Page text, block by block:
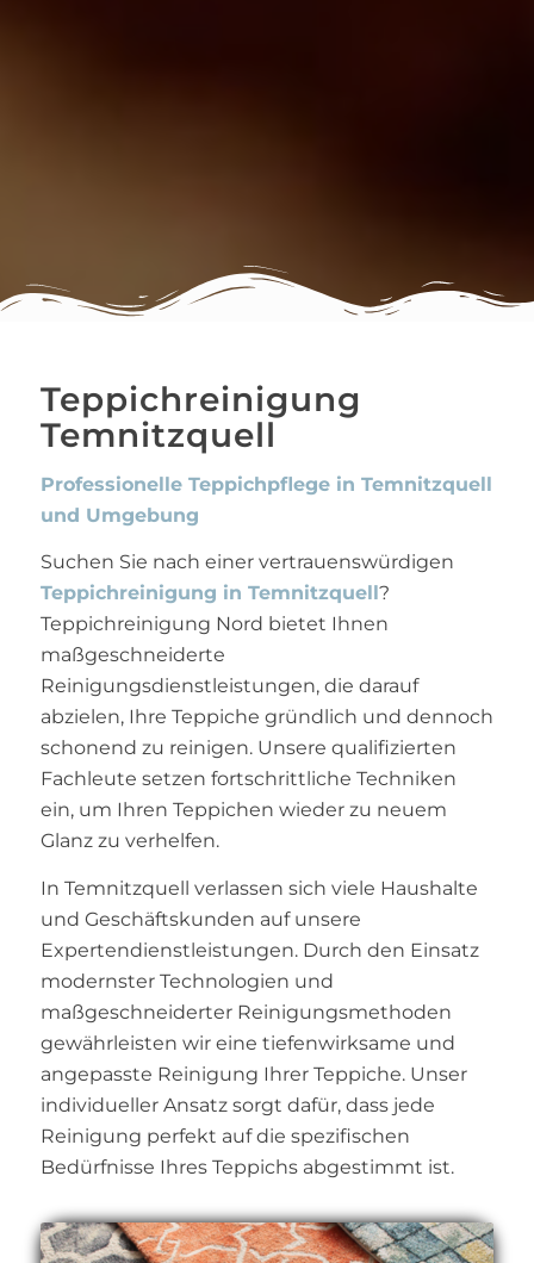
Teppichreinigung
Temnitzquell
Professionelle Teppichpflege in Temnitzquell
und Umgebung
Suchen Sie nach einer vertrauenswürdigen
Teppichreinigung in Temnitzquell ?
Teppichreinigung Nord bietet Ihnen
maßgeschneiderte
Reinigungsdienstleistungen, die darauf
abzielen, Ihre Teppiche gründlich und dennoch
schonend zu reinigen. Unsere qualifizierten
Fachleute setzen fortschrittliche Techniken
ein, um Ihren Teppichen wieder zu neuem
Glanz zu verhelfen.
In Temnitzquell verlassen sich viele Haushalte
und Geschäftskunden auf unsere
Expertendienstleistungen. Durch den Einsatz
modernster Technologien und
maßgeschneiderter Reinigungsmethoden
gewährleisten wir eine tiefenwirksame und
angepasste Reinigung Ihrer Teppiche. Unser
individueller Ansatz sorgt dafür, dass jede
Reinigung perfekt auf die spezifischen
Bedürfnisse Ihres Teppichs abgestimmt ist.